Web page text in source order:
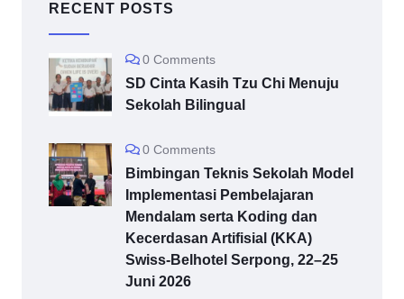
RECENT POSTS
0 Comments
SD Cinta Kasih Tzu Chi Menuju
Sekolah Bilingual
0 Comments
Bimbingan Teknis Sekolah Model
Implementasi Pembelajaran
Mendalam serta Koding dan
Kecerdasan Artifisial (KKA)
Swiss-Belhotel Serpong, 22–25
Juni 2026